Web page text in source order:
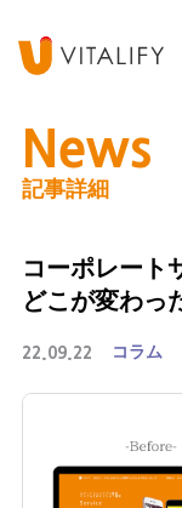
Company
会社概要
グループ会社
Service
Work
Recruit
News
記事詳細
コーポレート
どこが変わっ
22.09.22 コラム